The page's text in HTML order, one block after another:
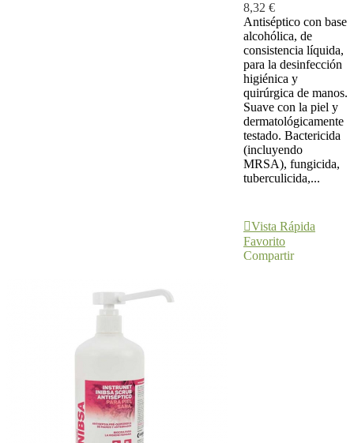
8,32 €
Antiséptico con base
alcohólica, de
consistencia líquida,
para la desinfección
higiénica y
quirúrgica de manos.
Suave con la piel y
dermatológicamente
testado. Bactericida
(incluyendo
MRSA), fungicida,
tuberculicida,...
Vista Rápida
Favorito
Compartir